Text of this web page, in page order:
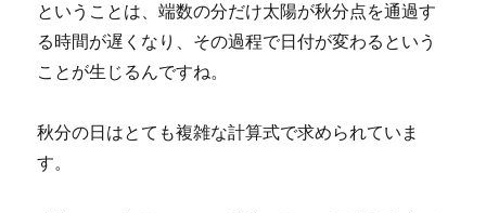
ということは、端数の分だけ太陽が秋分点を通過す
る時間が遅くなり、その過程で日付が変わるという
ことが生じるんですね。
秋分の日はとても複雑な計算式で求められていま
す。